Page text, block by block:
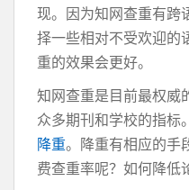
现。因为知网查重有跨
择一些相对不受欢迎的
重的效果会更好。
知网查重是目前最权威
众多期刊和学校的指标
降重。降重有相应的手
费查重率呢？如何降低